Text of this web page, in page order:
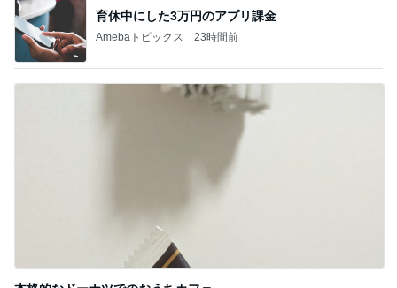
育休中にした3万円のアプリ課金
Amebaトピックス 23時間前